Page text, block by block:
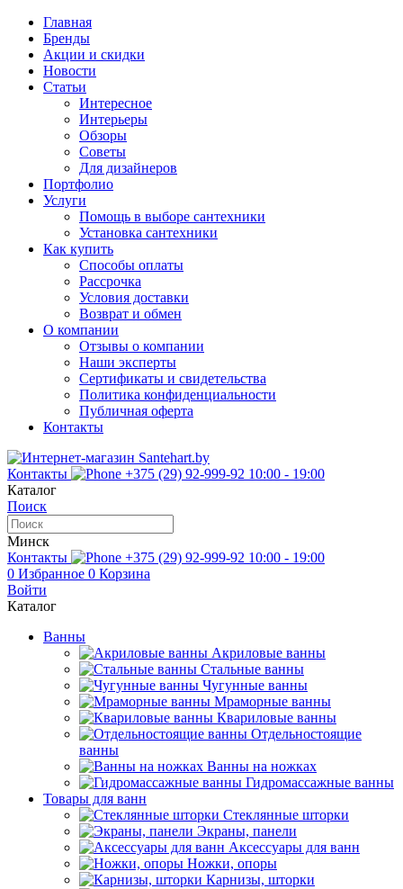
Главная
Бренды
Акции и скидки
Новости
Статьи
Интересное
Интерьеры
Обзоры
Советы
Для дизайнеров
Портфолио
Услуги
Помощь в выборе сантехники
Установка сантехники
Как купить
Способы оплаты
Рассрочка
Условия доставки
Возврат и обмен
О компании
Отзывы о компании
Наши эксперты
Сертификаты и свидетельства
Политика конфиденциальности
Публичная оферта
Контакты
Контакты +375 (29) 92-999-92 10:00 - 19:00
Каталог
Поиск
Минск
Контакты
+375 (29) 92-999-92 10:00 - 19:00
0 Избранное 0 Корзина
Войти
Каталог
Ванны
Акриловые ванны
Стальные ванны
Чугунные ванны
Мраморные ванны
Квариловые ванны
Отдельностоящие
ванны
Ванны на ножках
Гидромассажные ванны
Товары для ванн
Стеклянные шторки
Экраны, панели
Аксессуары для ванн
Ножки, опоры
Карнизы, шторки